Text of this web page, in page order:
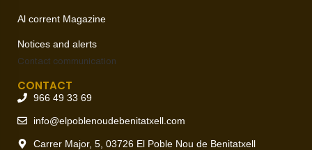
Al corrent Magazine
Notices and alerts
Contact communication
CONTACT
966 49 33 69
info@elpoblenoudebenitatxell.com
Carrer Major, 5, 03726 El Poble Nou de Benitatxell